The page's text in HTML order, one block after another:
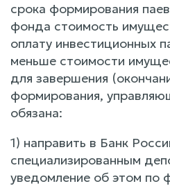
срока формирования
фонда стоимость
оплату инвестиционных
меньше стоимости
для завершения
формирования,
обязана:
1) направить в Банк
специализированным
уведомление об этом по